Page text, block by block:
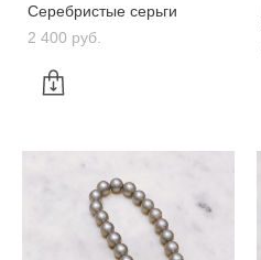
Серебристые серьги
2 400 pуб.